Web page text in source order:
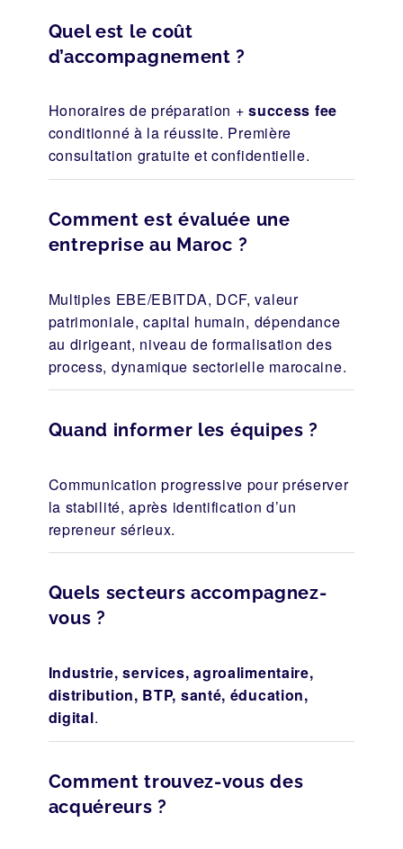
Quel est le coût
d’accompagnement ?
Honoraires de préparation +success fee
conditionné à la réussite. Première
consultation gratuite et confidentielle.
Comment est évaluée une
entreprise au Maroc ?
Multiples EBE/EBITDA, DCF, valeur
patrimoniale, capital humain, dépendance
au dirigeant, niveau de formalisation des
process, dynamique sectorielle marocaine.
Quand informer les équipes ?
Communication progressive pour préserver
la stabilité, après identification d’un
repreneur sérieux.
Quels secteurs accompagnez-
vous ?
Industrie, services, agroalimentaire,
distribution, BTP, santé, éducation,
digital.
Comment trouvez-vous des
acquéreurs ?